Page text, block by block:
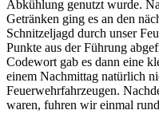
Abkühlung genutzt wurde.
Getränken ging es an den
Schnitzeljagd durch unser
Punkte aus der Führung
Codewort gab es dann eine
einem Nachmittag natürlich
Feuerwehrfahrzeugen.
waren, fuhren wir einmal